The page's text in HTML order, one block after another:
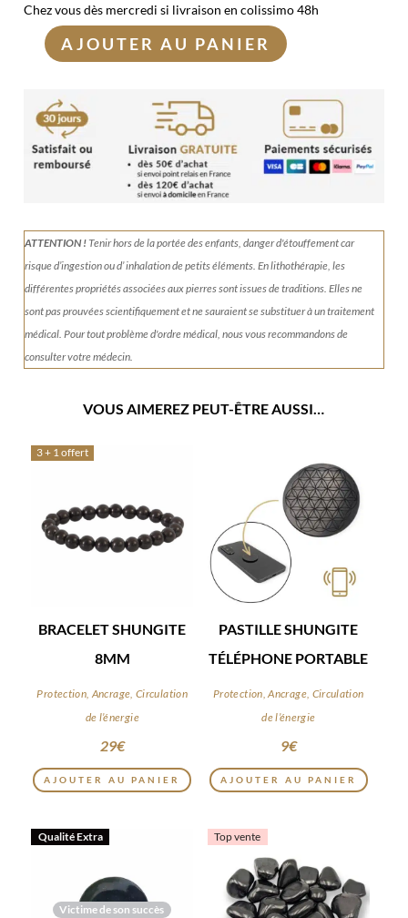
Chez vous dès mercredi si livraison en colissimo 48h
quantité
Cube
Shungite
6cm
AJOUTER AU PANIER
ATTENTION !Tenirhors de la portée des enfants, danger d'étouffement car
risque d’ingestion ou d’ inhalation de petits éléments.En lithothérapie, les
différentes propriétés associées aux pierres sont issues de traditions. Elles ne
sont pas prouvées scientifiquement et ne sauraient se substituer à un traitement
médical. Pour tout problème d'ordre médical, nous vous recommandons de
consulter votre médecin.
VOUS AIMEREZ PEUT-ÊTRE AUSSI…
3 + 1 offert
BRACELET SHUNGITE
8MM
Protection, Ancrage, Circulation
de l’énergie
29€
AJOUTER AU PANIER
PASTILLE SHUNGITE
TÉLÉPHONE PORTABLE
Protection, Ancrage, Circulation
de l’énergie
9€
AJOUTER AU PANIER
Victime de son succès
Qualité Extra Top vente